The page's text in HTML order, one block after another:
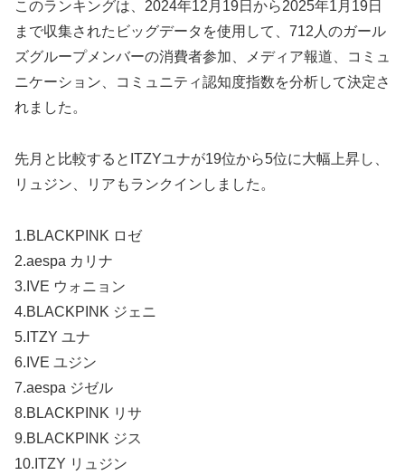
このランキングは、2024年12月19日から2025年1月19日
まで収集されたビッグデータを使用して、712人のガール
ズグループメンバーの消費者参加、メディア報道、コミュ
ニケーション、コミュニティ認知度指数を分析して決定さ
れました。
先月と比較するとITZYユナが19位から5位に大幅上昇し、
リュジン、リアもランクインしました。
1.BLACKPINK ロゼ
2.aespa カリナ
3.IVE ウォニョン
4.BLACKPINK ジェニ
5.ITZY ユナ
6.IVE ユジン
7.aespa ジゼル
8.BLACKPINK リサ
9.BLACKPINK ジス
10.ITZY リュジン